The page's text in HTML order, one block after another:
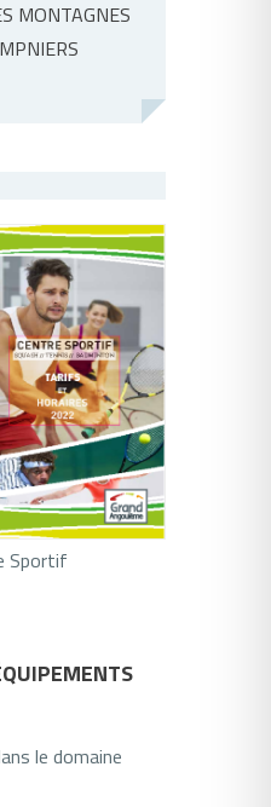
MONTAGNES
Sportif
le domaine